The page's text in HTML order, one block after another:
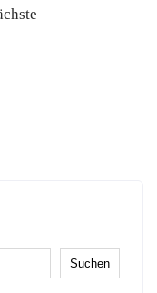
Suchen